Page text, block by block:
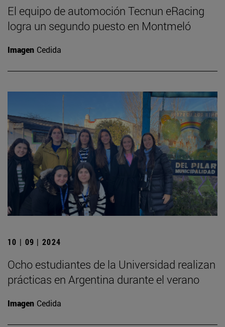
El equipo de automoción Tecnun eRacing
logra un segundo puesto en Montmeló
Imagen Cedida
10 | 09 | 2024
Ocho estudiantes de la Universidad realizan
prácticas en Argentina durante el verano
Imagen Cedida